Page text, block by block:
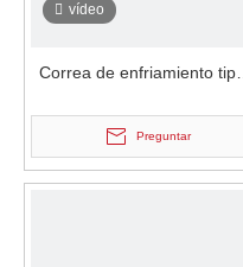
vídeo
Correa de enfriamiento tipo
acero de alta velocidad
Preguntar